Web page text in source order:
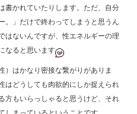
書かれていたりします。ただ、自分
。」だけで終わってしまうと思うん
はないんですが、性エネルギーの理
なると思います
）はかなり密接な繋がりがありま
はどうしても肉欲的にしか捉えられ
方もいらっしゃると思うけど、それ